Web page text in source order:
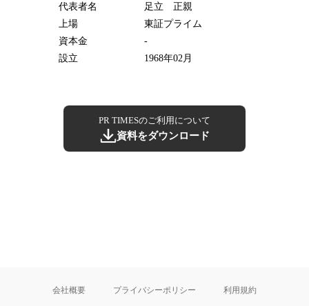
代表者名
足立 正親
上場
東証プライム
資本金
-
設立
1968年02月
PR TIMESのご利用について
資料をダウンロード
会社概要 プライバシーポリシー 利用規約